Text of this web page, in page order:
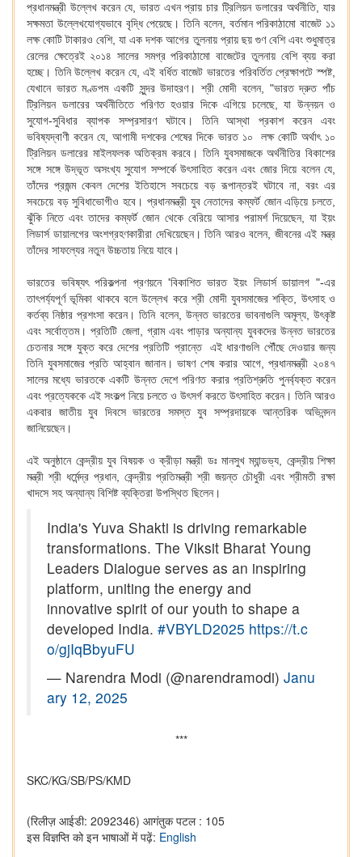
প্রধানমন্ত্রী উল্লেখ করেন যে, ভারত এখন প্রায় চার ট্রিলিয়ন ডলারের অর্থনীতি, যার
সক্ষমতা উল্লেখযোগ্যভাবে বৃদ্ধি পেয়েছে। তিনি বলেন, বর্তমান পরিকাঠামো বাজেট ১১
লক্ষ কোটি টাকারও বেশি, যা এক দশক আগের তুলনায় প্রায় ছয় গুণ বেশি এবং শুধুমাত্র
রেলের ক্ষেত্রেই ২০১৪ সালের সমগ্র পরিকাঠামো বাজেটের তুলনায় বেশি ব্যয় করা
হচ্ছে। তিনি উল্লেখ করেন যে, এই বর্ধিত বাজেট ভারতের পরিবর্তিত প্রেক্ষাপটে স্পষ্ট,
যেখানে ভারত মণ্ডপম একটি সুন্দর উদাহরণ। শ্রী মোদী বলেন, "ভারত দ্রুত পাঁচ
ট্রিলিয়ন ডলারের অর্থনীতিতে পরিণত হওয়ার দিকে এগিয়ে চলেছে, যা উন্নয়ন ও
সুযোগ-সুবিধার ব্যাপক সম্প্রসারণ ঘটাবে। তিনি আস্থা প্রকাশ করেন এবং
ভবিষ্যদ্বাণী করেন যে, আগামী দশকের শেষের দিকে ভারত ১০ লক্ষ কোটি অর্থাৎ ১০
ট্রিলিয়ন ডলারের মাইলফলক অতিক্রম করবে। তিনি যুবসমাজকে অর্থনীতির বিকাশের
সঙ্গে সঙ্গে উদ্ভূত অসংখ্য সুযোগ সম্পর্কে উৎসাহিত করেন এবং জোর দিয়ে বলেন যে,
তাঁদের প্রজন্ম কেবল দেশের ইতিহাসে সবচেয়ে বড় রূপান্তরই ঘটাবে না, বরং এর
সবচেয়ে বড় সুবিধাভোগীও হবে। প্রধানমন্ত্রী যুব নেতাদের কম্ফর্ট জোন এড়িয়ে চলতে,
ঝুঁকি নিতে এবং তাদের কম্ফর্ট জোন থেকে বেরিয়ে আসার পরামর্শ দিয়েছেন, যা ইয়ং
লিডার্স ডায়ালগের অংশগ্রহণকারীরা দেখিয়েছেন। তিনি আরও বলেন, জীবনের এই মন্ত্র
তাঁদের সাফল্যের নতুন উচ্চতায় নিয়ে যাবে।
ভারতের ভবিষ্যৎ পরিকল্পনা প্রণয়নে 'বিকাশিত ভারত ইয়ং লিডার্স ডায়ালগ "-এর
তাৎপর্য্যপূর্ণ ভূমিকা থাকবে বলে উল্লেখ করে শ্রী মোদী যুবসমাজের শক্তি, উৎসাহ ও
কর্তব্য নিষ্ঠার প্রশংসা করেন। তিনি বলেন, উন্নত ভারতের ভাবনাগুলি অমূল্য, উৎকৃষ্ট
এবং সর্বোত্তম। প্রতিটি জেলা, গ্রাম এবং পাড়ার অন্যান্য যুবকদের উন্নত ভারতের
চেতনার সঙ্গে যুক্ত করে দেশের প্রতিটি প্রান্তে এই ধারণাগুলি পৌঁছে দেওয়ার জন্য
তিনি যুবসমাজের প্রতি আহ্বান জানান। ভাষণ শেষ করার আগে, প্রধানমন্ত্রী ২০৪৭
সালের মধ্যে ভারতকে একটি উন্নত দেশে পরিণত করার প্রতিশ্রুতি পুনর্ব্যক্ত করেন
এবং প্রত্যেককে এই সংকল্প নিয়ে চলতে ও উৎসর্গ করতে উৎসাহিত করেন। তিনি আরও
একবার জাতীয় যুব দিবসে ভারতের সমস্ত যুব সম্প্রদায়কে আন্তরিক অভিনন্দন
জানিয়েছেন।
এই অনুষ্ঠানে কেন্দ্রীয় যুব বিষয়ক ও ক্রীড়া মন্ত্রী ডঃ মানসুখ ম্যান্ডভ্য, কেন্দ্রীয় শিক্ষা
মন্ত্রী শ্রী ধর্মেন্দ্র প্রধান, কেন্দ্রীয় প্রতিমন্ত্রী শ্রী জয়ন্ত চৌধুরী এবং শ্রীমতী রক্ষা
খাদসে সহ অন্যান্য বিশিষ্ট ব্যক্তিরা উপস্থিত ছিলেন।
India's Yuva Shakti is driving remarkable
transformations. The Viksit Bharat Young
Leaders Dialogue serves as an inspiring
platform, uniting the energy and
innovative spirit of our youth to shape a
developed India. #VBYLD2025 https://t.c
o/gjIqBbyuFU
— Narendra Modi (@narendramodi) Janu
ary 12, 2025
***
SKC/KG/SB/PS/KMD
(रिलीज़ आईडी: 2092346) आगंतुक पटल : 105
इस विज्ञप्ति को इन भाषाओं में पढ़ें: English